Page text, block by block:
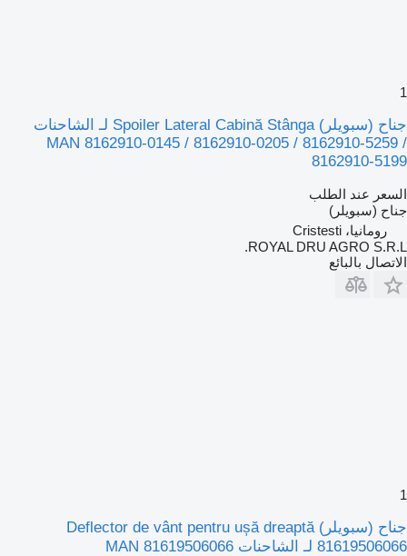
1
جناح (سبويلر) Spoiler Lateral Cabină Stânga لـ الشاحنات
MAN 8162910-0145 / 8162910-0205 / 8162910-5259 /
8162910-5199
السعر عند الطلب
جناح (سبويلر)
رومانيا، Cristesti
ROYAL DRU AGRO S.R.L.
الاتصال بالبائع
1
جناح (سبويلر) Deflector de vânt pentru ușă dreaptă
81619506066 لـ الشاحنات MAN 81619506066